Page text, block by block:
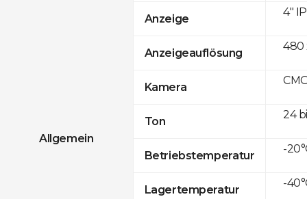
Allgemein
Anzeige
Anzeigeauflösung
Kamera
Ton
Betriebstemperatur
Lagertemperatur
4"
480
24
-
-